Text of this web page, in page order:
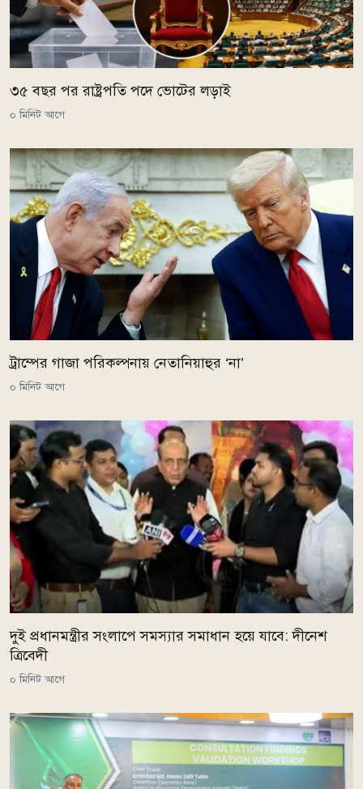
৩৫ বছর পর রাষ্ট্রপতি পদে ভোটের লড়াই
০ মিনিট আগে
ট্রাম্পের গাজা পরিকল্পনায় নেতানিয়াহুর ‘না’
০ মিনিট আগে
দুই প্রধানমন্ত্রীর সংলাপে সমস্যার সমাধান হয়ে যাবে: দীনেশ
ত্রিবেদী
০ মিনিট আগে